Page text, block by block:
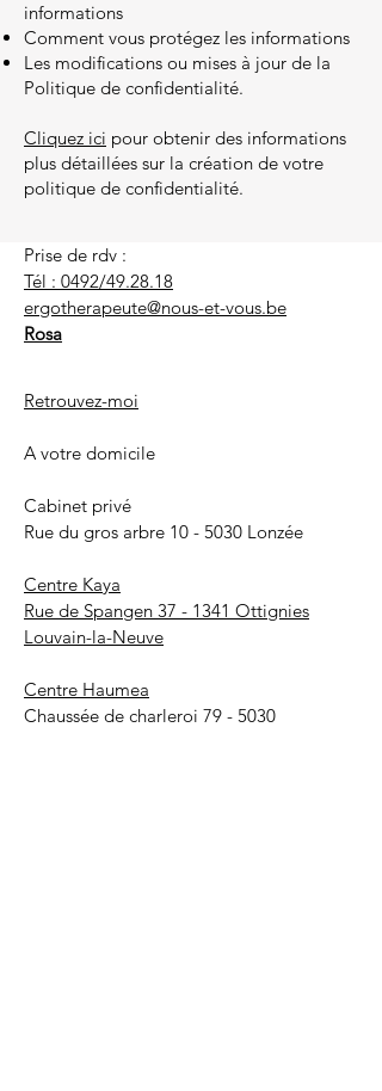
informations
Comment vous protégez les informations
Les modifications ou mises à jour de la
Politique de confidentialité.
Cliquez ici pour obtenir des informations
plus détaillées sur la création de votre
politique de confidentialité.
Prise de rdv :
Tél : 0492/49.28.18
ergotherapeute@nous-et-vous.be
Rosa
Retrouvez-moi
A votre domicile
Cabinet privé
Rue du gros arbre 10 - 5030 Lonzée
Centre Kaya
Rue de Spangen 37 - 1341 Ottignies
Louvain-la-Neuve
Centre Haumea
Chaussée de charleroi 79 - 5030